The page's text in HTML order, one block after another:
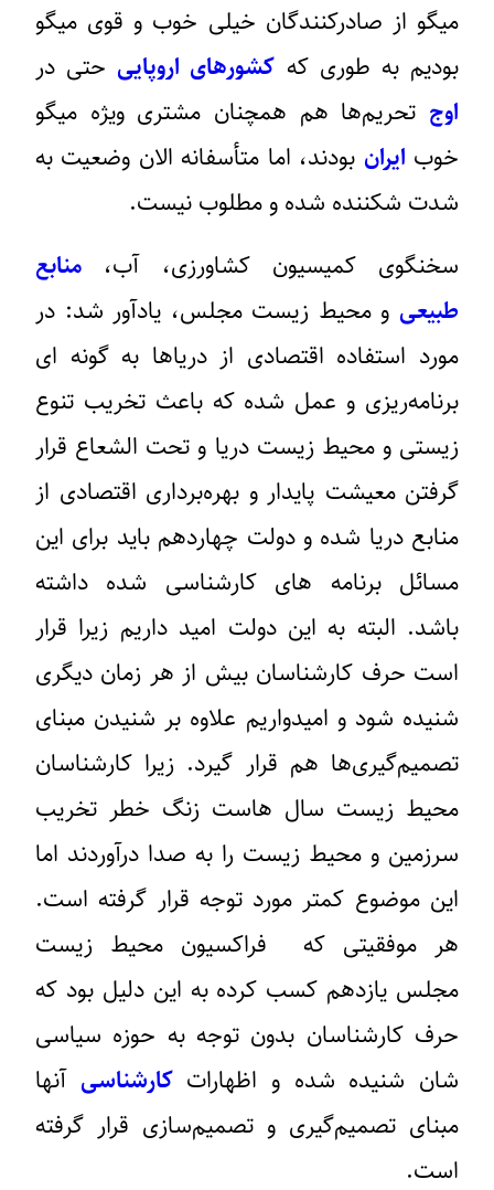
میگو از صادرکنندگان خیلی خوب و قوی میگو
بودیم به طوری که کشورهای اروپایی حتی در
اوج تحریم‌ها هم همچنان مشتری ویژه میگو
خوب ایران بودند، اما متأسفانه الان وضعیت به
شدت شکننده شده و مطلوب نیست.
سخنگوی کمیسیون کشاورزی، آب، منابع
طبیعی و محیط زیست مجلس، یادآور شد: در
مورد استفاده اقتصادی از دریاها به گونه ای
برنامه‌ریزی و عمل شده که باعث تخریب تنوع
زیستی و محیط زیست دریا و تحت الشعاع قرار
گرفتن معیشت پایدار و بهره‌برداری اقتصادی از
منابع دریا شده و دولت چهاردهم باید برای این
مسائل برنامه های کارشناسی شده داشته
باشد. البته به این دولت امید داریم زیرا قرار
است حرف کارشناسان بیش از هر زمان دیگری
شنیده شود و امیدواریم علاوه بر شنیدن مبنای
تصمیم‌گیری‌ها هم قرار گیرد. زیرا کارشناسان
محیط زیست سال هاست زنگ‌ خطر تخریب
سرزمین و محیط زیست را به صدا درآوردند اما
این موضوع کمتر مورد توجه قرار گرفته است.
هر موفقیتی که فراکسیون محیط زیست
مجلس یازدهم کسب کرده به این دلیل بود که
حرف کارشناسان بدون توجه به حوزه سیاسی
شان شنیده شده و اظهاراتکارشناسی آنها
مبنای تصمیم‌گیری و تصمیم‌سازی قرار گرفته
است.